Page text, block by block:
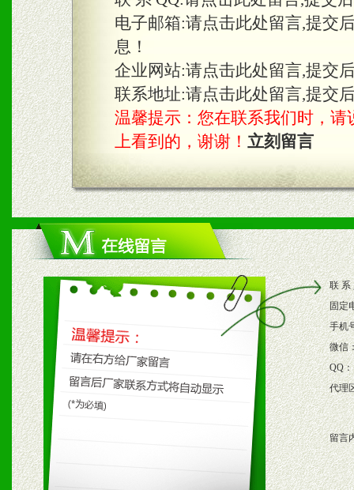
2、不定期在各大知名网站
知名度和影响力。
3、根据地方实际情况提供
具。
四、市场操作及支持
1、根据区域市场协助制定
2、根据具体情况公司给予
3、根据市场需要，派驻区
保产品顺利销售。
4、根据市场情况公司给予
购支持。
五、退换货制度
电子邮箱:请点击此处留言,提交
息！
企业网站:请点击此处留言,提交
联系地址:请点击此处留言,提交
温馨提示：您在联系我们时，请
上看到的，谢谢！ 立刻留言
联 系
固定
手机
微信
QQ：
代理
留言